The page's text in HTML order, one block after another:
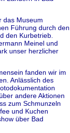
das Museum
Führung durch den
den Kurbetrieb.
Meinel und
unser herzlicher
fanden wir im
Anlässlich des
andere Aktionen
zum Schmunzeln
und Kuchen
über Bad